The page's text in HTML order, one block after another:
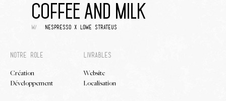
Coffee And Milk
w/ nespresso x lowe strateus
Notre rôle
Création
Développement
Livrables
Website
Localisation